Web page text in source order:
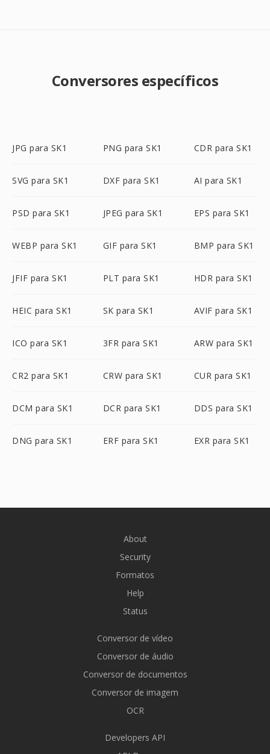
Conversores específicos
JPG para SK1 PNG para SK1 CDR para SK1
SVG para SK1 DXF para SK1 AI para SK1
PSD para SK1 JPEG para SK1 EPS para SK1
WEBP para SK1 GIF para SK1 BMP para SK1
JFIF para SK1 PLT para SK1 HDR para SK1
HEIC para SK1 SK para SK1 AVIF para SK1
ICO para SK1 3FR para SK1 ARW para SK1
CR2 para SK1 CRW para SK1 CUR para SK1
DCM para SK1 DCR para SK1 DDS para SK1
DNG para SK1 ERF para SK1 EXR para SK1
About
Security
Formatos
Help
Status
Conversor de vídeo
Conversor de áudio
Conversor de documentos
Conversor de imagem
OCR
Developers API